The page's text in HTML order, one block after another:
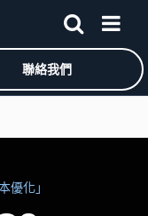
聯絡我們
優化」